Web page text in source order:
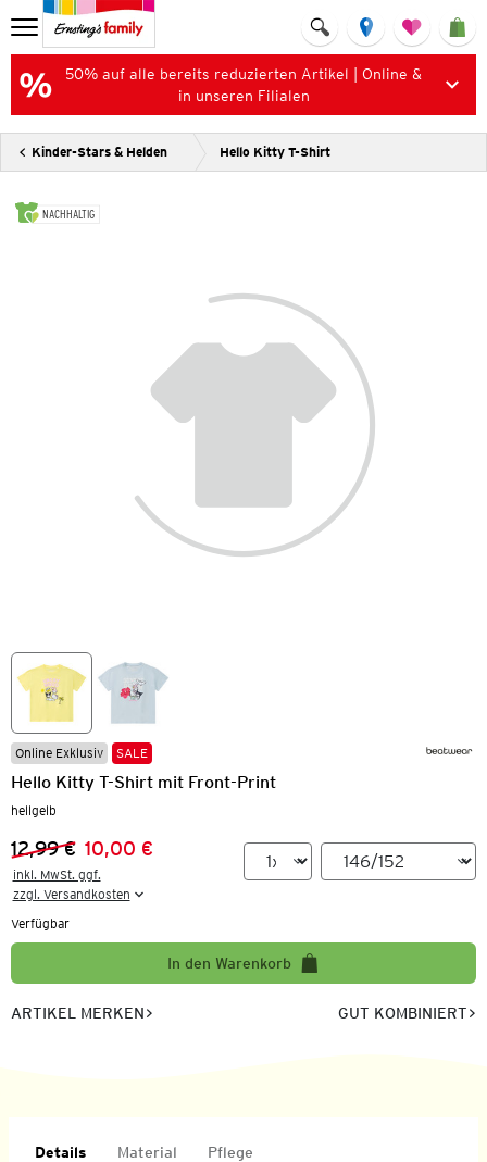
50% auf alle bereits reduzierten Artikel | Online &
in unseren Filialen
Kinder-Stars & Helden Hello Kitty T-Shirt
NACHHALTIG
Online Exklusiv SALE
Hello Kitty T-Shirt mit Front-Print
hellgelb
Vorheriger Preis:
12,99 €
Neuer Preis:
10,00 €
inkl. MwSt. ggf.
zzgl. Versandkosten
Verfügbar
In den Warenkorb
ARTIKEL MERKEN GUT KOMBINIERT
Details Material Pflege